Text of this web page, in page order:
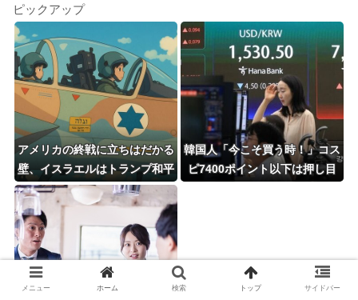
ピックアップ
アメリカの終戦に立ちはだかる
壁、イスラエルはトランプ和平
案に「同意せず」！
韓国人「今こそ買う時！」コス
ピ7400ポイント以下は押し目
メニュー ホーム 検索 トップ サイドバー